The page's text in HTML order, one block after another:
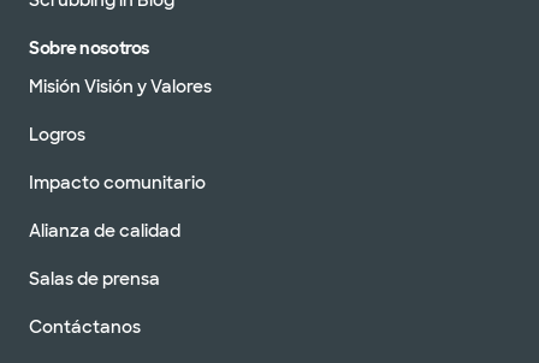
Sobre nosotros
Misión Visión y Valores
Logros
Impacto comunitario
Alianza de calidad
Salas de prensa
Contáctanos